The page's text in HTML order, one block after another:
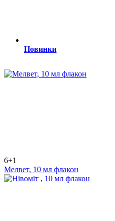
Новинки
6+1
Мелвет, 10 мл флакон